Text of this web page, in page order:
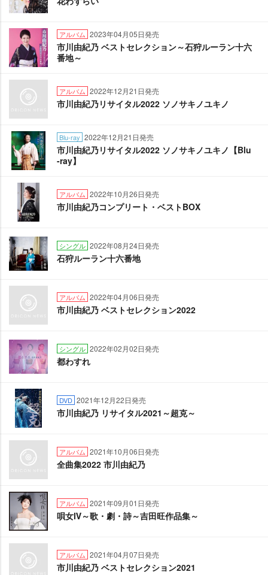
アルバム 2023年04月05日発売
市川由紀乃 ベストセレクション～石狩ルーラン十六
番地～
アルバム 2022年12月21日発売
市川由紀乃リサイタル2022 ソノサキノユキノ
Blu-ray 2022年12月21日発売
市川由紀乃リサイタル2022 ソノサキノユキノ【Blu
-ray】
アルバム 2022年10月26日発売
市川由紀乃コンプリート・ベストBOX
シングル 2022年08月24日発売
石狩ルーラン十六番地
アルバム 2022年04月06日発売
市川由紀乃 ベストセレクション2022
シングル 2022年02月02日発売
都わすれ
DVD 2021年12月22日発売
市川由紀乃 リサイタル2021～超克～
アルバム 2021年10月06日発売
全曲集2022 市川由紀乃
アルバム 2021年09月01日発売
唄女Ⅳ～歌・劇・詩～吉田旺作品集～
アルバム 2021年04月07日発売
市川由紀乃 ベストセレクション2021